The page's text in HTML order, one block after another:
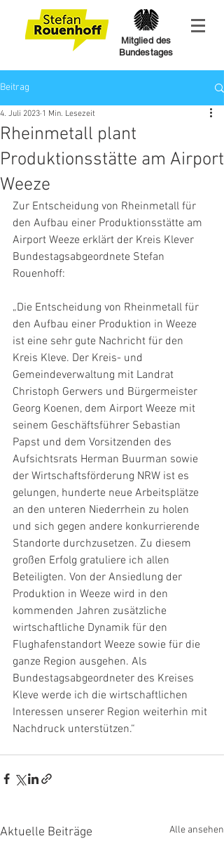
Mitglied des
Bundestages
Beitrag
Rheinmetall plant
Produktionsstätte am Airport
Weeze
4. Juli 2023 1 Min. Lesezeit
Zur Entscheidung von Rheinmetall für
den Aufbau einer Produktionsstätte am
Airport Weeze erklärt der Kreis Klever
Bundestagsabgeordnete Stefan
Rouenhoff:
„Die Entscheidung von Rheinmetall für
den Aufbau einer Produktion in Weeze
ist eine sehr gute Nachricht für den
Kreis Kleve. Der Kreis- und
Gemeindeverwaltung mit Landrat
Christoph Gerwers und Bürgermeister
Georg Koenen, dem Airport Weeze mit
seinem Geschäftsführer Sebastian
Papst und dem Vorsitzenden des
Aufsichtsrats Herman Buurman sowie
der Wirtschaftsförderung NRW ist es
gelungen, hunderte neue Arbeitsplätze
an den unteren Niederrhein zu holen
und sich gegen andere konkurrierende
Standorte durchzusetzen. Zu diesem
großen Erfolg gratuliere ich allen
Beteiligten. Von der Ansiedlung der
Produktion in Weeze wird in den
kommenden Jahren zusätzliche
wirtschaftliche Dynamik für den
Flughafenstandort Weeze sowie für die
ganze Region ausgehen. Als
Bundestagsabgeordneter des Kreises
Kleve werde ich die wirtschaftlichen
Interessen unserer Region weiterhin mit
Nachdruck unterstützen.“
Aktuelle Beiträge Alle ansehen